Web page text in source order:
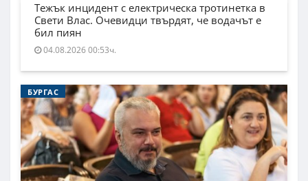
Тежък инцидент с електрическа тротинетка в
Свети Влас. Очевидци твърдят, че водачът е
бил пиян
04.08.2026 00:53ч.
БУРГАС